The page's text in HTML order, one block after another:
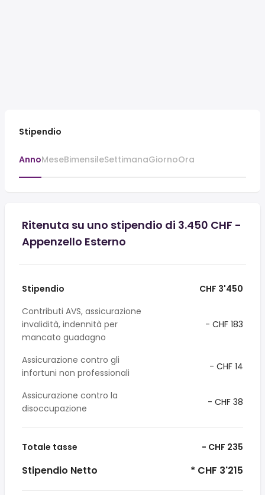
Stipendio
AnnoMeseBimensileSettimanaGiornoOra
Ritenuta su uno stipendio di 3.450 CHF -
Appenzello Esterno
Stipendio
CHF 3'450
Contributi AVS, assicurazione
invalidità, indennità per
mancato guadagno
- CHF 183
Assicurazione contro gli
infortuni non professionali
- CHF 14
Assicurazione contro la
disoccupazione
- CHF 38
Totale tasse - CHF 235
Stipendio Netto * CHF 3'215